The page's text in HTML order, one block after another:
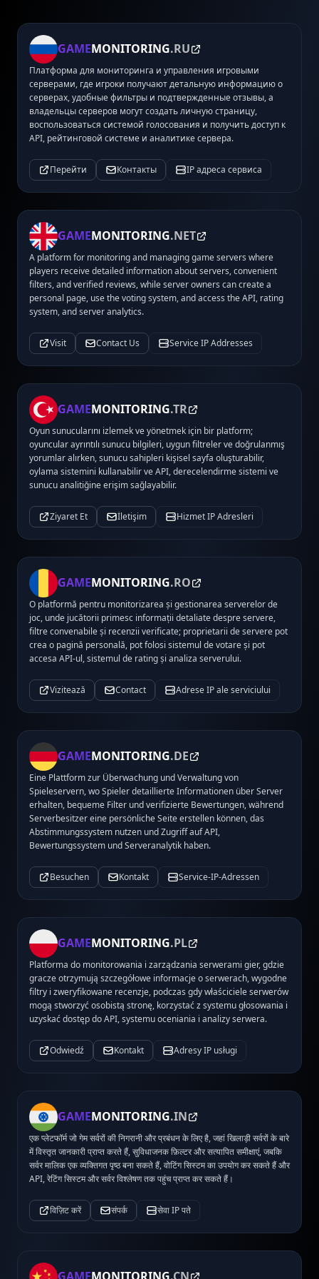
GAMEMONITORING.RU
Платформа для мониторинга и управления игровыми
серверами, где игроки получают детальную информацию о
серверах, удобные фильтры и подтвержденные отзывы, а
владельцы серверов могут создать личную страницу,
воспользоваться системой голосования и получить доступ к
API, рейтинговой системе и аналитике сервера.
Перейти Контакты IP адреса сервиса
GAMEMONITORING.NET
A platform for monitoring and managing game servers where
players receive detailed information about servers, convenient
filters, and verified reviews, while server owners can create a
personal page, use the voting system, and access the API, rating
system, and server analytics.
Visit Contact Us Service IP Addresses
GAMEMONITORING.TR
Oyun sunucularını izlemek ve yönetmek için bir platform;
oyuncular ayrıntılı sunucu bilgileri, uygun filtreler ve doğrulanmış
yorumlar alırken, sunucu sahipleri kişisel sayfa oluşturabilir,
oylama sistemini kullanabilir ve API, derecelendirme sistemi ve
sunucu analitiğine erişim sağlayabilir.
Ziyaret Et İletişim Hizmet IP Adresleri
GAMEMONITORING.RO
O platformă pentru monitorizarea și gestionarea serverelor de
joc, unde jucătorii primesc informații detaliate despre servere,
filtre convenabile și recenzii verificate; proprietarii de servere pot
crea o pagină personală, pot folosi sistemul de votare și pot
accesa API-ul, sistemul de rating și analiza serverului.
Vizitează Contact Adrese IP ale serviciului
GAMEMONITORING.DE
Eine Plattform zur Überwachung und Verwaltung von
Spieleservern, wo Spieler detaillierte Informationen über Server
erhalten, bequeme Filter und verifizierte Bewertungen, während
Serverbesitzer eine persönliche Seite erstellen können, das
Abstimmungssystem nutzen und Zugriff auf API,
Bewertungssystem und Serveranalytik haben.
Besuchen Kontakt Service-IP-Adressen
GAMEMONITORING.PL
Platforma do monitorowania i zarządzania serwerami gier, gdzie
gracze otrzymują szczegółowe informacje o serwerach, wygodne
filtry i zweryfikowane recenzje, podczas gdy właściciele serwerów
mogą stworzyć osobistą stronę, korzystać z systemu głosowania i
uzyskać dostęp do API, systemu oceniania i analizy serwera.
Odwiedź Kontakt Adresy IP usługi
GAMEMONITORING.IN
एक प्लेटफॉर्म जो गेम सर्वरों की निगरानी और प्रबंधन के लिए है, जहां खिलाड़ी सर्वरों के बारे
में विस्तृत जानकारी प्राप्त करते हैं, सुविधाजनक फ़िल्टर और सत्यापित समीक्षाएं, जबकि
सर्वर मालिक एक व्यक्तिगत पृष्ठ बना सकते हैं, वोटिंग सिस्टम का उपयोग कर सकते हैं और
API, रेटिंग सिस्टम और सर्वर विश्लेषण तक पहुंच प्राप्त कर सकते हैं।
विज़िट करें संपर्क सेवा IP पते